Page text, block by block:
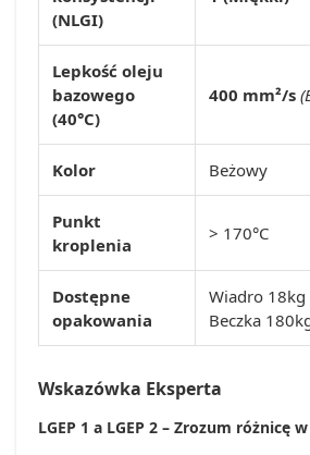
(NLGI)
Lepkość oleju
bazowego
(40°C)
400 mm²/s
Kolor Beżowy
Punkt
kroplenia
> 170°C
Dostępne
opakowania
Wiadro 18kg
Beczka
Wskazówka Eksperta
LGEP 1 a LGEP 2 – Zrozum różnicę